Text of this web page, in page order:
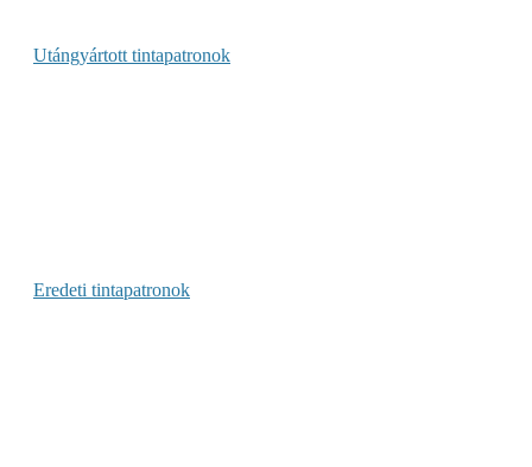
Utángyártott tintapatronok
Eredeti tintapatronok